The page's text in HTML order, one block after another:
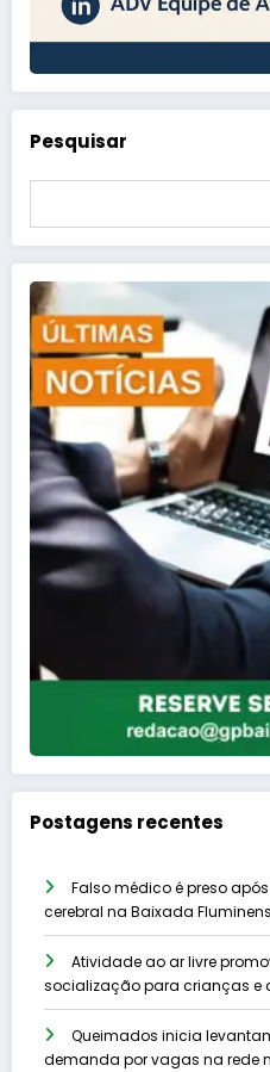
Pesquisar
Postagens recentes
Falso médico é preso
cerebral na Baixada
Atividade ao ar livre
socialização para crianças e
Queimados inicia
demanda por vagas na rede